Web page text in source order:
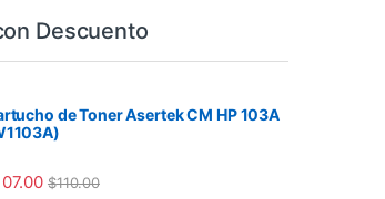
Descuento
de Toner Asertek CM HP 103A
$110.00